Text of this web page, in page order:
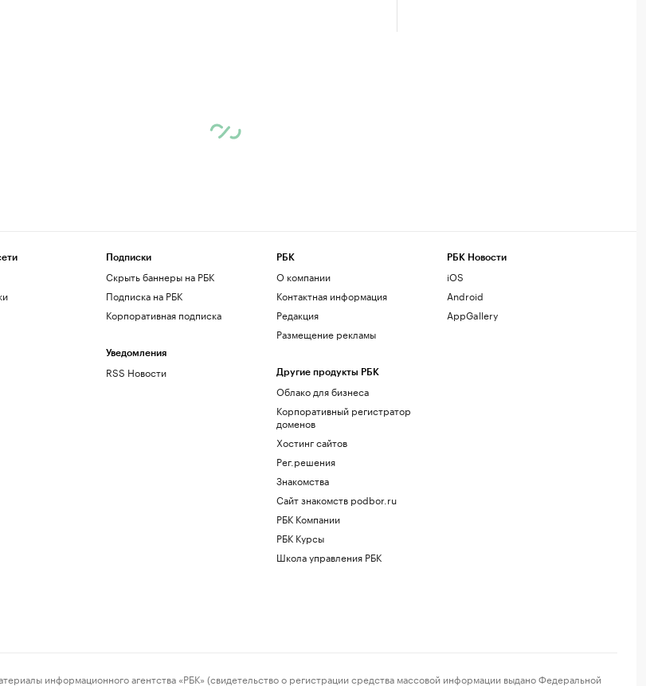
Подписки
Скрыть баннеры на РБК
Подписка на РБК
Корпоративная подписка
Уведомления
RSS Новости
РБК
О компании
Контактная информация
Редакция
Размещение рекламы
Другие продукты РБК
Облако для бизнеса
Корпоративный регистратор
доменов
Хостинг сайтов
Рег.решения
Знакомства
Сайт знакомств podbor.ru
РБК Компании
РБК Курсы
Школа управления РБК
РБК Новости
iOS
Android
AppGallery
информационного агентства «РБК» (свидетельство о регистрации средства массовой информации выдано Федеральной